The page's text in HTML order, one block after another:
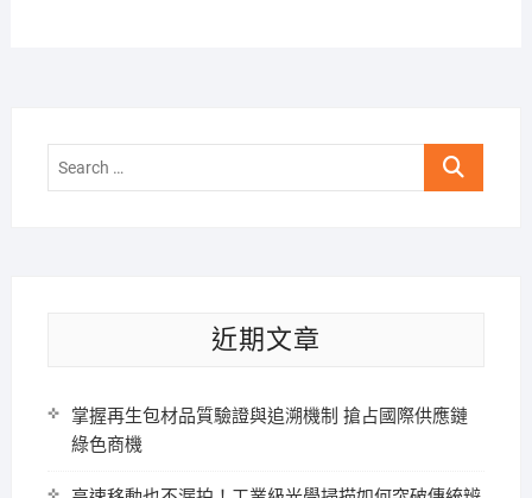
Search
近期文章
掌握再生包材品質驗證與追溯機制 搶占國際供應鏈
綠色商機